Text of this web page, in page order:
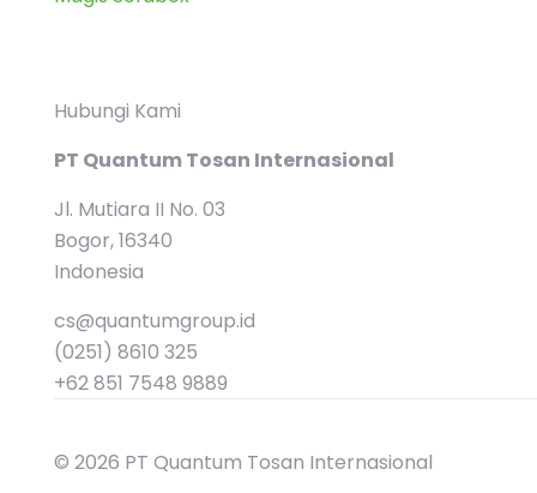
Hubungi Kami
PT Quantum Tosan Internasional
Jl. Mutiara II No. 03
Bogor, 16340
Indonesia
cs@quantumgroup.id
(0251) 8610 325
+62 851 7548 9889
© 2026 PT Quantum Tosan Internasional